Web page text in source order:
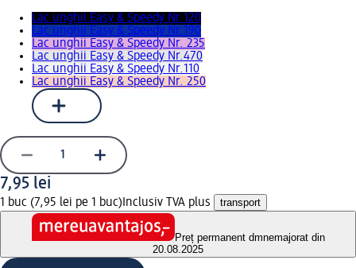
Lac unghii Easy & Speedy Nr.120
Lac unghii Easy & Speedy Nr.190
Lac unghii Easy & Speedy Nr. 235
Lac unghii Easy & Speedy Nr.470
Lac unghii Easy & Speedy Nr.110
Lac unghii Easy & Speedy Nr. 250
7,95 lei
1 buc (7,95 lei pe 1 buc) Inclusiv TVA plus transport
Preț permanent dmnemajorat din
20.08.2025